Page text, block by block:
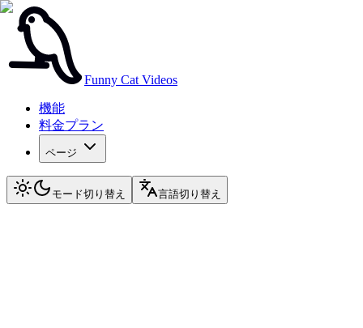
Funny Cat Videos
機能
料金プラン
ページ
モード切り替え 言語切り替え